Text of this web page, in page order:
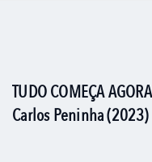
TUDO COMEÇA AGORA
Carlos Peninha (2023)